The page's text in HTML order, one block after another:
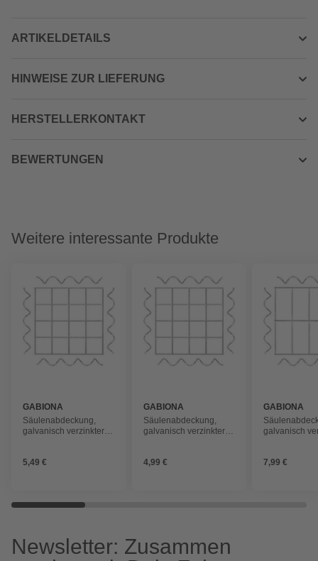
ARTIKELDETAILS
HINWEISE ZUR LIEFERUNG
HERSTELLERKONTAKT
BEWERTUNGEN
Weitere interessante Produkte
GABIONA
Säulenabdeckung,
galvanisch verzinkter
5,49 €
GABIONA
Säulenabdeckung,
galvanisch verzinkter
4,99 €
GABIONA
galvanisch
7,99 €
Newsletter: Zusammen